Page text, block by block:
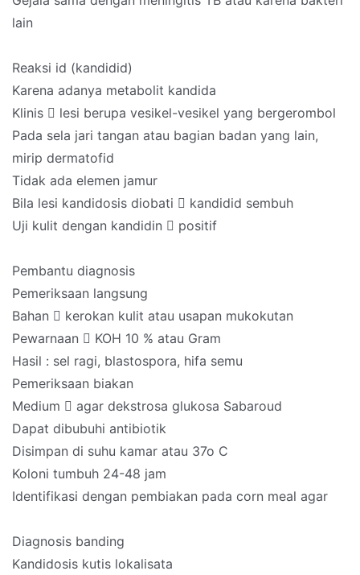
lain
Reaksi id (kandidid)
Karena adanya metabolit kandida
Klinis  lesi berupa vesikel-vesikel yang bergerombol
Pada sela jari tangan atau bagian badan yang lain,
mirip dermatofid
Tidak ada elemen jamur
Bila lesi kandidosis diobati  kandidid sembuh
Uji kulit dengan kandidin  positif
Pembantu diagnosis
Pemeriksaan langsung
Bahan  kerokan kulit atau usapan mukokutan
Pewarnaan  KOH 10 % atau Gram
Hasil : sel ragi, blastospora, hifa semu
Pemeriksaan biakan
Medium  agar dekstrosa glukosa Sabaroud
Dapat dibubuhi antibiotik
Disimpan di suhu kamar atau 37o C
Koloni tumbuh 24-48 jam
Identifikasi dengan pembiakan pada corn meal agar
Diagnosis banding
Kandidosis kutis lokalisata